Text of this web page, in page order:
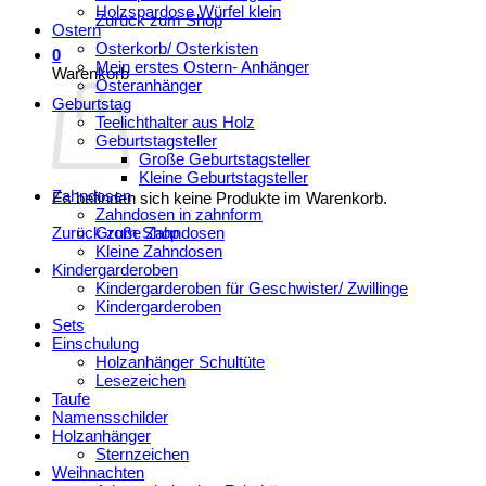
Zurück zum Shop
0
Warenkorb
Es befinden sich keine Produkte im Warenkorb.
Zurück zum Shop
Holzspardose Würfel klein
Ostern
Osterkorb/ Osterkisten
Mein erstes Ostern- Anhänger
Osteranhänger
Geburtstag
Teelichthalter aus Holz
Geburtstagsteller
Große Geburtstagsteller
Kleine Geburtstagsteller
Zahndosen
Zahndosen in zahnform
Große Zahndosen
Kleine Zahndosen
Kindergarderoben
Kindergarderoben für Geschwister/ Zwillinge
Kindergarderoben
Sets
Einschulung
Holzanhänger Schultüte
Lesezeichen
Taufe
Namensschilder
Holzanhänger
Sternzeichen
Weihnachten